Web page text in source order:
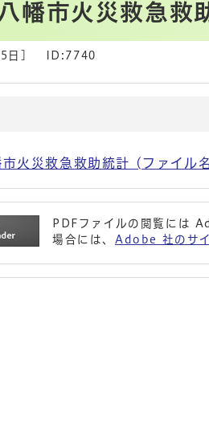
幡市火災救急救
日 ID:7740
市火災救急救助統計 (ファイ
PDFファイルの閲覧には
場合には、 Adobe 社のサ